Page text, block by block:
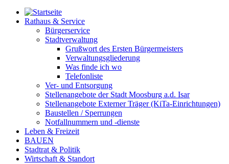
Rathaus & Service
Bürgerservice
Stadtverwaltung
Grußwort des Ersten Bürgermeisters
Verwaltungsgliederung
Was finde ich wo
Telefonliste
Ver- und Entsorgung
Stellenangebote der Stadt Moosburg a.d. Isar
Stellenangebote Externer Träger (KiTa-Einrichtungen)
Baustellen / Sperrungen
Notfallnummern und -dienste
Leben & Freizeit
BAUEN
Stadtrat & Politik
Wirtschaft & Standort